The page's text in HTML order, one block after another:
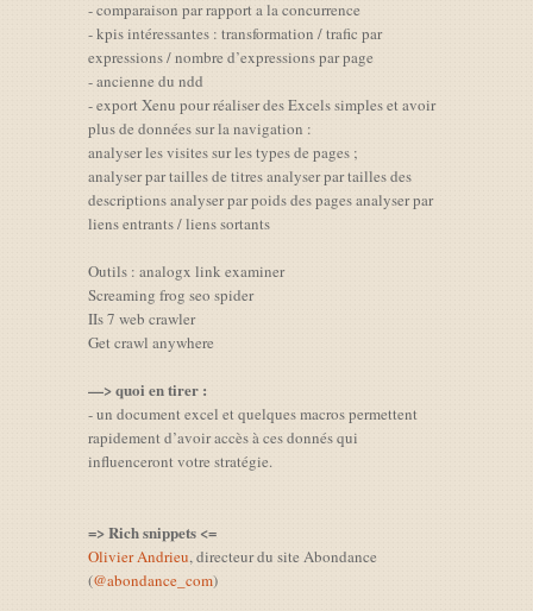
- comparaison par rapport a la concurrence
- kpis intéressantes : transformation / trafic par
expressions / nombre d’expressions par page
- ancienne du ndd
- export Xenu pour réaliser des Excels simples et avoir
plus de données sur la navigation :
analyser les visites sur les types de pages ;
analyser par tailles de titres analyser par tailles des
descriptions analyser par poids des pages analyser par
liens entrants / liens sortants
Outils : analogx link examiner
Screaming frog seo spider
IIs 7 web crawler
Get crawl anywhere
—> quoi en tirer :
- un document excel et quelques macros permettent
rapidement d’avoir accès à ces donnés qui
influenceront votre stratégie.
=> Rich snippets <=
Olivier Andrieu, directeur du site Abondance
(@abondance_com)